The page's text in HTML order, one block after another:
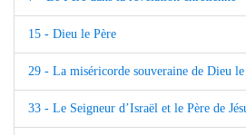
15 - Dieu le Père
29 - La miséricorde souveraine de Dieu le
33 - Le Seigneur d’Israël et le Père de